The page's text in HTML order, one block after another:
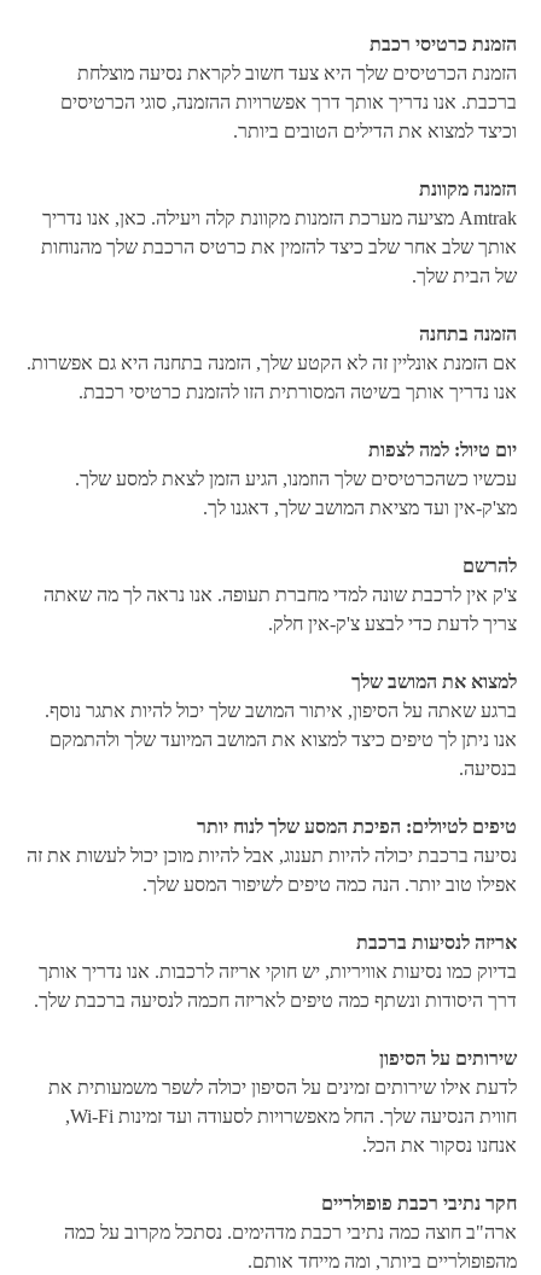
הזמנת כרטיסי רכבת
הזמנת הכרטיסים שלך היא צעד חשוב לקראת נסיעה מוצלחת
ברכבת. אנו נדריך אותך דרך אפשרויות ההזמנה, סוגי הכרטיסים
וכיצד למצוא את הדילים הטובים ביותר.
הזמנה מקוונת
Amtrak מציעה מערכת הזמנות מקוונת קלה ויעילה. כאן, אנו נדריך
אותך שלב אחר שלב כיצד להזמין את כרטיס הרכבת שלך מהנוחות
של הבית שלך.
הזמנה בתחנה
אם הזמנת אונליין זה לא הקטע שלך, הזמנה בתחנה היא גם אפשרות.
אנו נדריך אותך בשיטה המסורתית הזו להזמנת כרטיסי רכבת.
יום טיול: למה לצפות
עכשיו כשהכרטיסים שלך הוזמנו, הגיע הזמן לצאת למסע שלך.
מצ'ק-אין ועד מציאת המושב שלך, דאגנו לך.
להרשם
צ'ק אין לרכבת שונה למדי מחברת תעופה. אנו נראה לך מה שאתה
צריך לדעת כדי לבצע צ'ק-אין חלק.
למצוא את המושב שלך
ברגע שאתה על הסיפון, איתור המושב שלך יכול להיות אתגר נוסף.
אנו ניתן לך טיפים כיצד למצוא את המושב המיועד שלך ולהתמקם
בנסיעה.
טיפים לטיולים: הפיכת המסע שלך לנוח יותר
נסיעה ברכבת יכולה להיות תענוג, אבל להיות מוכן יכול לעשות את זה
אפילו טוב יותר. הנה כמה טיפים לשיפור המסע שלך.
אריזה לנסיעות ברכבת
בדיוק כמו נסיעות אוויריות, יש חוקי אריזה לרכבות. אנו נדריך אותך
דרך היסודות ונשתף כמה טיפים לאריזה חכמה לנסיעה ברכבת שלך.
שירותים על הסיפון
לדעת אילו שירותים זמינים על הסיפון יכולה לשפר משמעותית את
חווית הנסיעה שלך. החל מאפשרויות לסעודה ועד זמינות Wi-Fi,
אנחנו נסקור את הכל.
חקר נתיבי רכבת פופולריים
ארה"ב חוצה כמה נתיבי רכבת מדהימים. נסתכל מקרוב על כמה
מהפופולריים ביותר, ומה מייחד אותם.